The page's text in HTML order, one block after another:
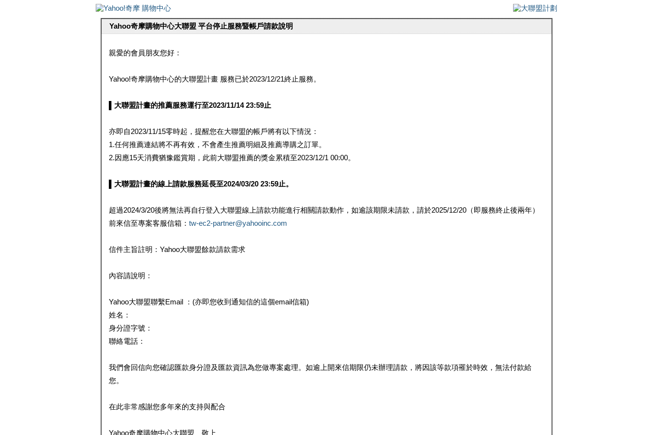
Yahoo奇摩購物中心大聯盟 平台停止服務暨帳戶請款說明
親愛的會員朋友您好：
Yahoo!奇摩購物中心的大聯盟計畫 服務已於2023/12/21終止服務。
▌大聯盟計畫的推薦服務運行至2023/11/14 23:59止
亦即自2023/11/15零時起，提醒您在大聯盟的帳戶將有以下情況：
1.任何推薦連結將不再有效，不會產生推薦明細及推薦導購之訂單。
2.因應15天消費猶豫鑑賞期，此前大聯盟推薦的獎金累積至2023/12/1 00:00。
▌大聯盟計畫的線上請款服務延長至2024/03/20 23:59止。
超過2024/3/20後將無法再自行登入大聯盟線上請款功能進行相關請款動作，如逾該期限未請款，請於2025/12/20（即服務終止後兩年）
前來信至專案客服信箱： tw-ec2-partner@yahooinc.com
信件主旨註明：Yahoo大聯盟餘款請款需求
內容請說明：
Yahoo大聯盟聯繫Email ：(亦即您收到通知信的這個email信箱)
姓名：
身分證字號：
聯絡電話：
我們會回信向您確認匯款身分證及匯款資訊為您做專案處理。如逾上開來信期限仍未辦理請款，將因該等款項罹於時效，無法付款給
您。
在此非常感謝您多年來的支持與配合
Yahoo奇摩購物中心大聯盟 敬上